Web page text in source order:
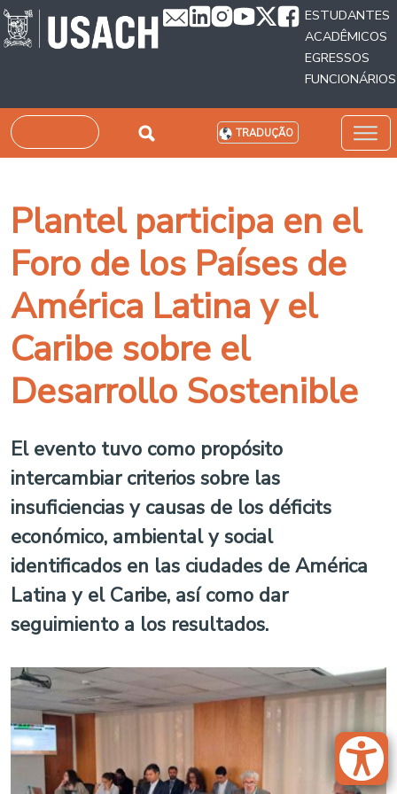
Passar para o conteúdo principal
ESTUDANTES
ACADÊMICOS
EGRESSOS
FUNCIONÁRIOS
Pesquisar TRADUÇÃO
Plantel participa en el
Foro de los Países de
América Latina y el
Caribe sobre el
Desarrollo Sostenible
El evento tuvo como propósito
intercambiar criterios sobre las
insuficiencias y causas de los déficits
económico, ambiental y social
identificados en las ciudades de América
Latina y el Caribe, así como dar
seguimiento a los resultados.